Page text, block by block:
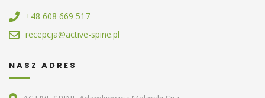
+48 608 669 517
recepcja@active-spine.pl
NASZ ADRES